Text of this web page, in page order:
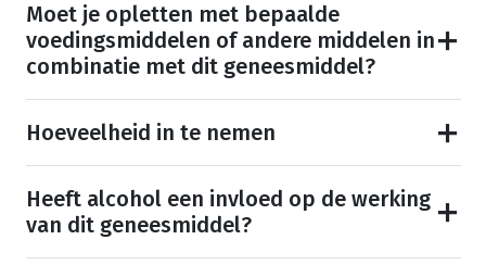
Moet je opletten met bepaalde
voedingsmiddelen of andere middelen in
combinatie met dit geneesmiddel?
Hoeveelheid in te nemen
Heeft alcohol een invloed op de werking
van dit geneesmiddel?